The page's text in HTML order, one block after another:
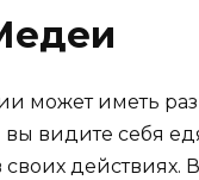
может иметь
видите себя
действиях.